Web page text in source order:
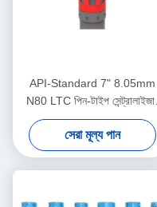
API-Standard 7" 8.05mm
N80 LTC পিন-টাইপ সেন্ট্রালাইজার
তেল ও গ্যাস অপারেশনে কেসিং
সেন্ট্রালাইজার ডিসপ্লেসমেন্ট সীমাবদ্ধ
করার জন্য
সেরা মূল্য পান